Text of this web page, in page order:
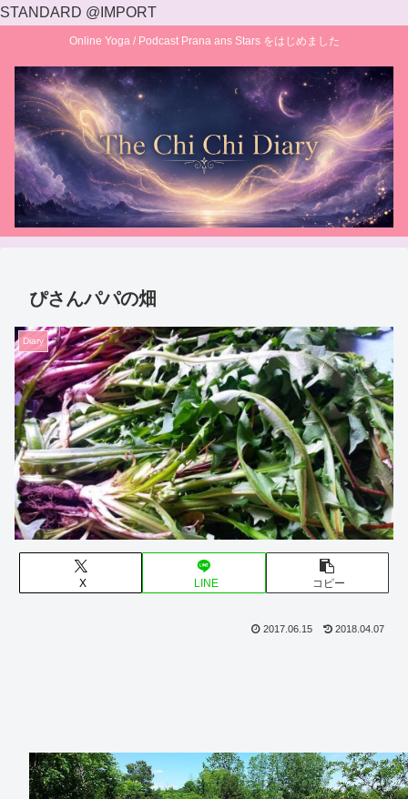
STANDARD @IMPORT
Online Yoga / Podcast Prana ans Stars をはじめました
ぴさんパパの畑
Diary
X LINE コピー
2017.06.15 2018.04.07